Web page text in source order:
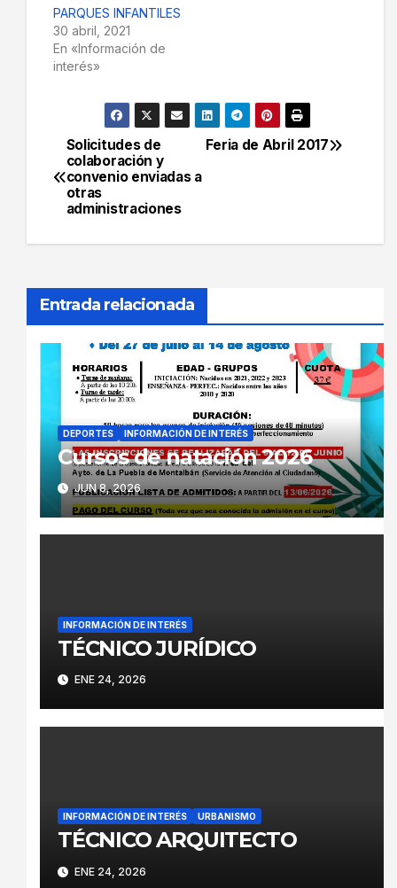
PARQUES INFANTILES
30 abril, 2021
En «Información de
interés»
Navegación
de
Feria de Abril 2017
Solicitudes de
colaboración y
convenio enviadas a
otras
administraciones
Entrada relacionada
DEPORTES INFORMACIÓN DE INTERÉS
Cursos de natación 2026
JUN 8, 2026
INFORMACIÓN DE INTERÉS
TÉCNICO JURÍDICO
ENE 24, 2026
INFORMACIÓN DE INTERÉS URBANISMO
TÉCNICO ARQUITECTO
ENE 24, 2026